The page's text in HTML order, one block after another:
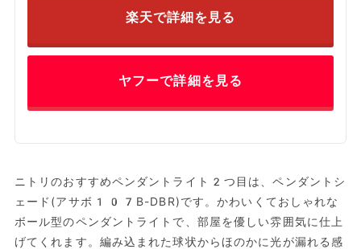
楽天で詳細を見る
ヤフーで詳細を見る
ニトリのおすすめペンダントライト2つ目は、ペンダントシ
ェード(アサボ107B-DBR)です。かわいくておしゃれな
ボール型のペンダントライトで、部屋を優しい雰囲気に仕上
げてくれます。編み込まれた球状からほのかに光が漏れる感